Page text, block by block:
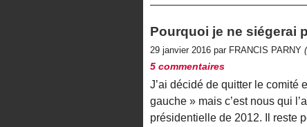
Pourquoi je ne siégerai
29 janvier 2016 par FRANCIS PARNY
5 commentaires
J’ai décidé de quitter le comité
gauche » mais c’est nous qui
présidentielle de 2012. Il reste